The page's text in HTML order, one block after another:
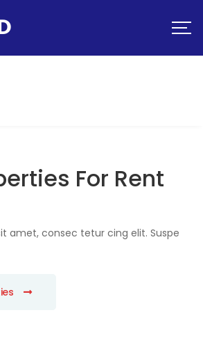
For Rent
amet, consec tetur cing elit. Suspe